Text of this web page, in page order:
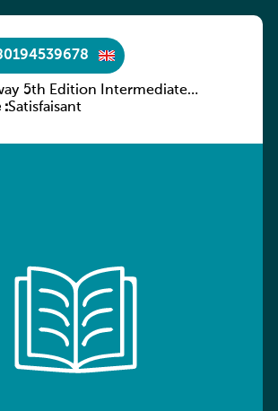
5th Edition Intermediate
without key
:Satisfaisant